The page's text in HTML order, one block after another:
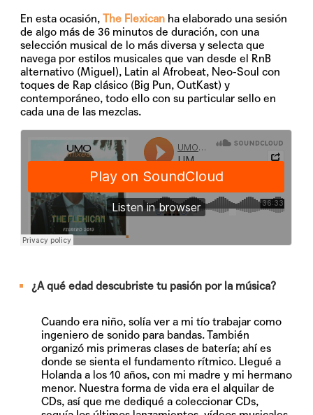
En esta ocasión,The Flexican ha elaborado una sesión
de algo más de 36 minutos de duración, con una
selección musical de lo más diversa y selecta que
navega por estilos musicales que van desde el RnB
alternativo (Miguel), Latin al Afrobeat, Neo-Soul con
toques de Rap clásico (Big Pun, OutKast) y
contemporáneo, todo ello con su particular sello en
cada una de las mezclas.
¿A qué edad descubriste tu pasión por la música?
Cuando era niño, solía ver a mi tío trabajar como
ingeniero de sonido para bandas. También
organizó mis primeras clases de batería; ahí es
donde se sienta el fundamento rítmico. Llegué a
Holanda a los 10 años, con mi madre y mi hermano
menor. Nuestra forma de vida era el alquilar de
CDs, así que me dediqué a coleccionar CDs,